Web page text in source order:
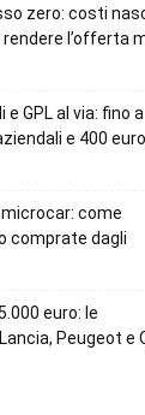
zero: costi
l’offerta
GPL al via: fino a
e 400
come
comprate dagli
euro: le
Peugeot e